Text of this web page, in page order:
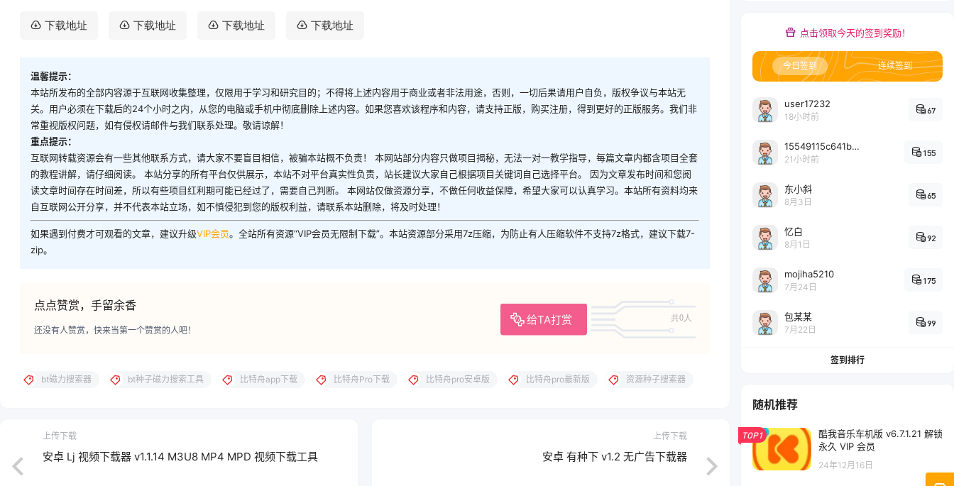
下载地址 下载地址 下载地址 下载地址
温馨提示：
本站所发布的全部内容源于互联网收集整理，仅限用于学习和研究目的；不得将上述内容用于商业或者非法用途，否则，一切后果请用户自负，版权争议与本站无
关。用户必须在下载后的24个小时之内，从您的电脑或手机中彻底删除上述内容。如果您喜欢该程序和内容，请支持正版，购买注册，得到更好的正版服务。我们非
常重视版权问题，如有侵权请邮件与我们联系处理。敬请谅解！
重点提示：
互联网转载资源会有一些其他联系方式，请大家不要盲目相信，被骗本站概不负责！ 本网站部分内容只做项目揭秘，无法一对一教学指导，每篇文章内都含项目全套
的教程讲解，请仔细阅读。 本站分享的所有平台仅供展示，本站不对平台真实性负责，站长建议大家自己根据项目关键词自己选择平台。 因为文章发布时间和您阅
读文章时间存在时间差，所以有些项目红利期可能已经过了，需要自己判断。 本网站仅做资源分享，不做任何收益保障，希望大家可以认真学习。本站所有资料均来
自互联网公开分享，并不代表本站立场，如不慎侵犯到您的版权利益，请联系本站删除，将及时处理！
如果遇到付费才可观看的文章，建议升级VIP会员。全站所有资源“VIP会员无限制下载”。本站资源部分采用7z压缩，为防止有人压缩软件不支持7z格式，建议下载7-
zip。
点点赞赏，手留余香
给TA打赏 共0人
还没有人赞赏，快来当第一个赞赏的人吧！
bt磁力搜索器 bt种子磁力搜索工具 比特舟app下载 比特舟Pro下载 比特舟pro安卓版 比特舟pro最新版 资源种子搜索器
上传下载
安卓 Lj 视频下载器 v1.1.14 M3U8 MP4 MPD 视频下载工具
上传下载
安卓 有种下 v1.2 无广告下载器
点击领取今天的签到奖励！
今日签到 连续签到
user17232
18小时前
67
15549115c641bc6524e64d1d800349ec7396
21小时前
155
东小斜
8月3日
65
忆白
8月1日
92
mojiha5210
7月24日
175
包某某
7月22日
99
签到排行
随机推荐
TOP1
酷我音乐车机版 v6.7.1.21 解锁
永久 VIP 会员
24年12月16日